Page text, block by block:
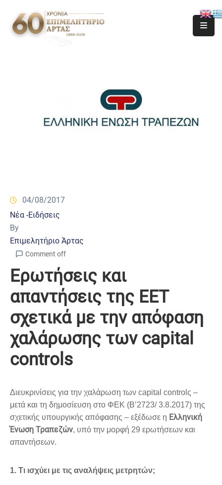
04/08/2017
Νέα -Ειδήσεις
By
Επιμελητήριο Άρτας
Comment off
Ερωτήσεις και
απαντήσεις της ΕΕΤ
σχετικά με την απόφαση
χαλάρωσης των capital
controls
Διευκρινίσεις για την χαλάρωση των capital controlς –
μετά και τη δημοσίευση στο ΦΕΚ (Β’2723/ 3.8.2017) της
σχετικής υπουργικής απόφασης – εξέδωσε η Ελληνική
Ένωση Τραπεζών, υπό την μορφή 29 ερωτήσεων και
απαντήσεων.
1. Τι ισχύει με τις αναλήψεις μετρητών;